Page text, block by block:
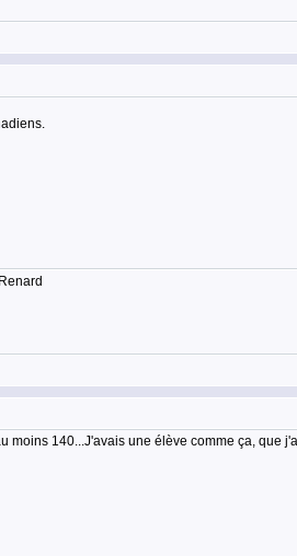
140...J'avais une élève comme ça, que